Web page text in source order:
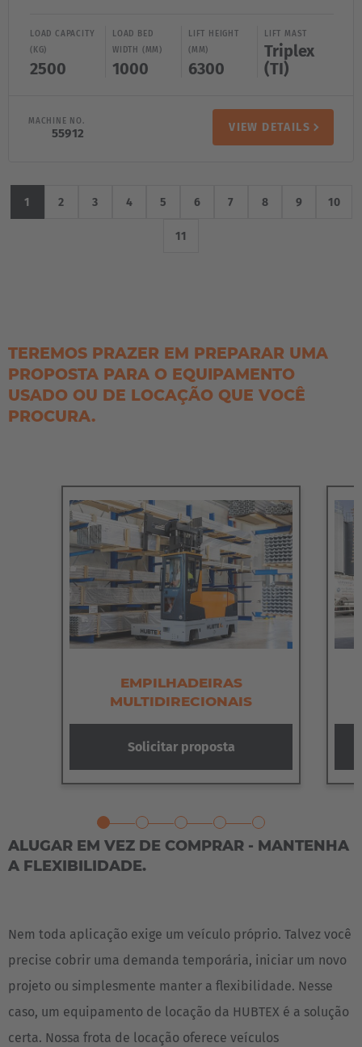
LOAD CAPACITY
(KG)
2500
LOAD BED
WIDTH (MM)
1000
LIFT HEIGHT
(MM)
6300
LIFT MAST
Triplex
(TI)
MACHINE NO.
55912 VIEW DETAILS
1 2 3 4 5 6 7 8 9 10
11
TEREMOS PRAZER EM PREPARAR UMA
PROPOSTA PARA O EQUIPAMENTO
USADO OU DE LOCAÇÃO QUE VOCÊ
PROCURA.
EMPILHADEIRAS
MULTIDIRECIONAIS
Solicitar proposta
ALUGAR EM VEZ DE COMPRAR - MANTENHA
A FLEXIBILIDADE.
Nem toda aplicação exige um veículo próprio. Talvez você
precise cobrir uma demanda temporária, iniciar um novo
projeto ou simplesmente manter a flexibilidade. Nesse
caso, um equipamento de locação da HUBTEX é a solução
certa. Nossa frota de locação oferece veículos